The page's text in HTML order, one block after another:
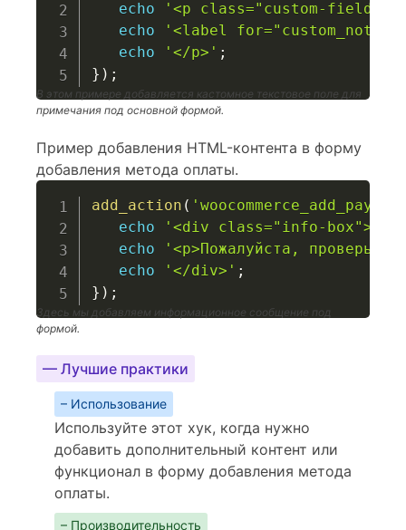
echo
'<p class="custom-field">'
echo
'<label
echo
'</p>' ;
} ) ;
В этом примере добавляется кастомное текстовое поле для
примечания под основной формой.
Пример добавления HTML-контента в форму
добавления метода оплаты.
add_action (
echo
'<div class="info-box">'
echo
'<p>Пожалуйста, проверьте
echo
'</div>' ;
} ) ;
Здесь мы добавляем информационное сообщение под
формой.
— Лучшие практики
– Использование
Используйте этот хук, когда нужно
добавить дополнительный контент или
функционал в форму добавления метода
оплаты.
– Производительность